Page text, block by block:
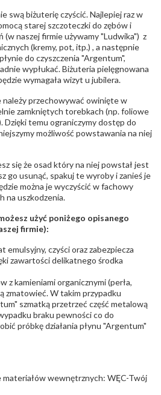
swą biżuterię czyścić. Najlepiej raz w
starej szczoteczki do zębów i
(w naszej firmie używamy "Ludwika") z
(kremy, pot, itp.) , a następnie
do czyszczenia "Argentum",
wypłukać. Biżuteria pielęgnowana
wymagała wizyt u jubilera.
należy przechowywać owinięte w
zamkniętych torebkach (np. foliowe
Dzięki temu ograniczymy dostęp do
możliwość powstawania na niej
się że osad który na niej powstał jest
go usunąć, spakuj te wyroby i zanieś je
można je wyczyścić w fachowy
na uszkodzenia.
użyć poniżego opisanego
firmie):
emulsyjny, czyści oraz zabezpiecza
zawartości delikatnego środka
z kamieniami organicznymi (perła,
zmatowieć. W takim przypadku
szmatką przetrzeć część metalową
braku pewności co do
próbkę działania płynu "Argentum"
wewnętrznych: WĘC-Twój